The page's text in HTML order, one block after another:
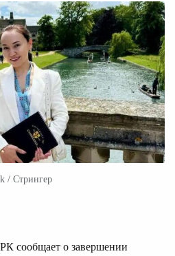
/ Стрингер
сообщает о завершении